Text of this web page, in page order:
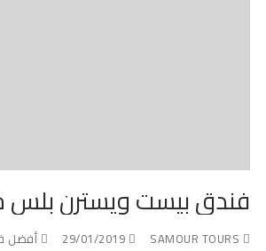
فندق بيست ويسترن بلس
29/01/2019
أفضل